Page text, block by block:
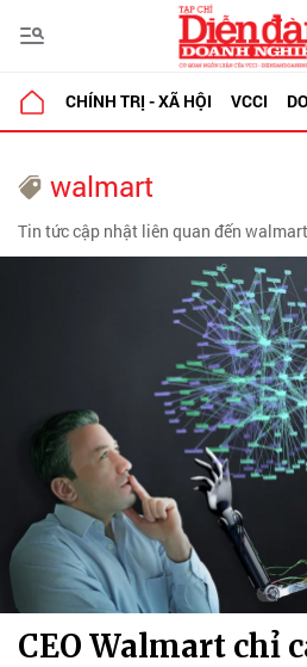
CHÍNH TRỊ - XÃ HỘI VCCI
walmart
Tin tức cập nhật liên quan đến walmart
CEO Walmart chỉ